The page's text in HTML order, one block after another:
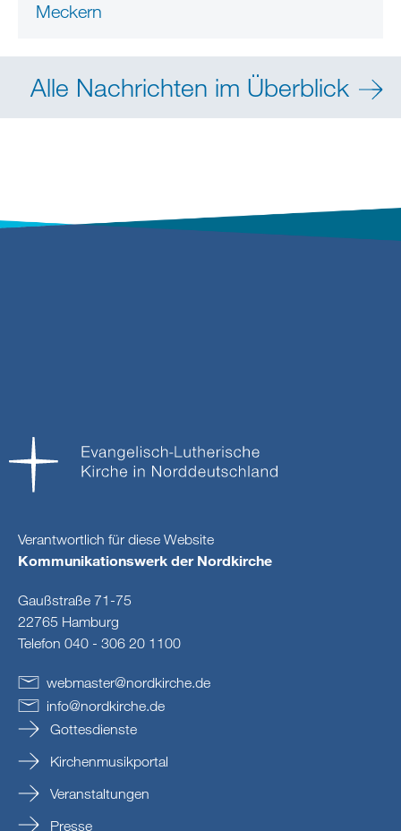
Meckern
Alle Nachrichten im Überblick
Verantwortlich für diese Website
Kommunikationswerk der Nordkirche
Gaußstraße 71-75
22765 Hamburg
Telefon 040 - 306 20 1100
webmaster@nordkirche.de
info@nordkirche.de
Gottesdienste
Kirchenmusikportal
Veranstaltungen
Presse